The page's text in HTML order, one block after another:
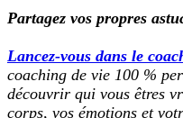
Partagez vos propres
Lancez-vous dans le
coaching de vie 100 %
découvrir qui vous êtres
corps, vos émotions et